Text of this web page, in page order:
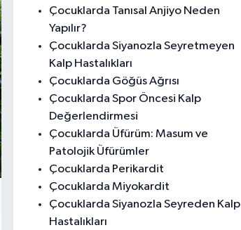
Çocuklarda Tanısal Anjiyo Neden
Yapılır?
Çocuklarda Siyanozla Seyretmeyen
Kalp Hastalıkları
Çocuklarda Göğüs Ağrısı
Çocuklarda Spor Öncesi Kalp
Değerlendirmesi
Çocuklarda Üfürüm: Masum ve
Patolojik Üfürümler
Çocuklarda Perikardit
Çocuklarda Miyokardit
Çocuklarda Siyanozla Seyreden Kalp
Hastalıkları